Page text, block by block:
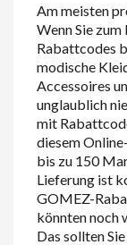
Am meisten
Wenn Sie
Rabattcodes
modische
Accessoires
unglaublich
mit
diesem
bis zu 150
Lieferung ist
GOMEZ-
könnten noch
Das sollten